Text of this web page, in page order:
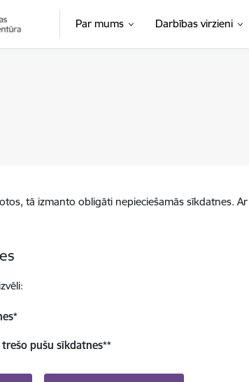
Par mums Darbības virzieni
tā izmanto obligāti nepieciešamās sīkdatnes.
*
pušu sīkdatnes**